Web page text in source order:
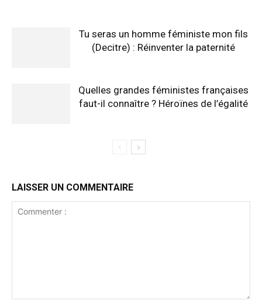
Tu seras un homme féministe mon fils
(Decitre) : Réinventer la paternité
Quelles grandes féministes françaises
faut-il connaître ? Héroïnes de l’égalité
LAISSER UN COMMENTAIRE